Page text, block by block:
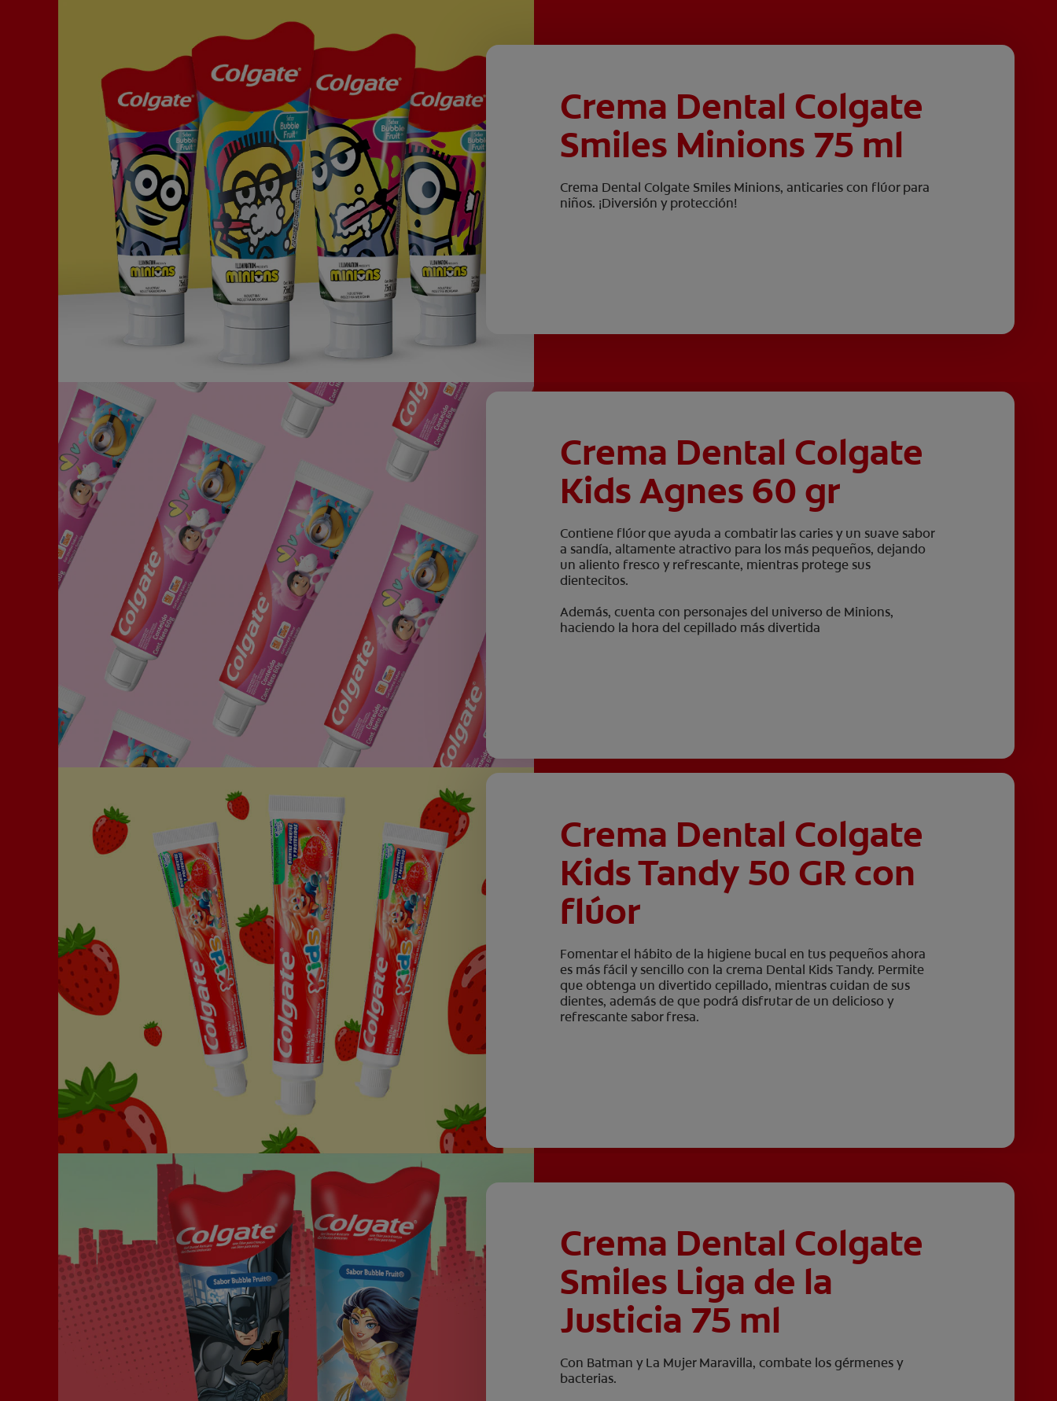
Crema Dental Colgate
Smiles Minions 75 ml
Crema Dental Colgate Smiles Minions, anticaries con flúor para
niños. ¡Diversión y protección!
Crema Dental Colgate
Kids Agnes 60 gr
Contiene flúor que ayuda a combatir las caries y un suave sabor
a sandía, altamente atractivo para los más pequeños, dejando
un aliento fresco y refrescante, mientras protege sus
dientecitos.
Además, cuenta con personajes del universo de Minions,
haciendo la hora del cepillado más divertida
Crema Dental Colgate
Kids Tandy 50 GR con
flúor
Fomentar el hábito de la higiene bucal en tus pequeños ahora
es más fácil y sencillo con la crema Dental Kids Tandy. Permite
que obtenga un divertido cepillado, mientras cuidan de sus
dientes, además de que podrá disfrutar de un delicioso y
refrescante sabor fresa.
Crema Dental Colgate
Smiles Liga de la
Justicia 75 ml
Con Batman y La Mujer Maravilla, combate los gérmenes y
bacterias.